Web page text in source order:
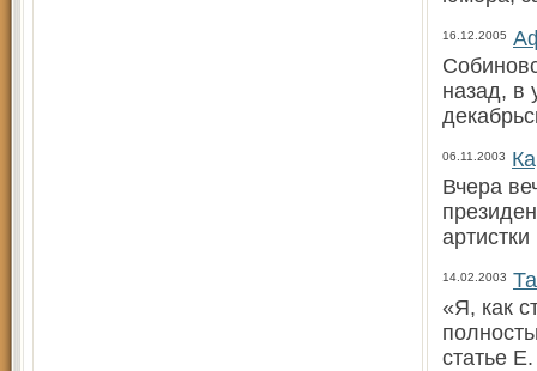
16.12.2005
назад, в
06.11.2003
Вчера
артистки
14.02.2003
«Я, как
статье